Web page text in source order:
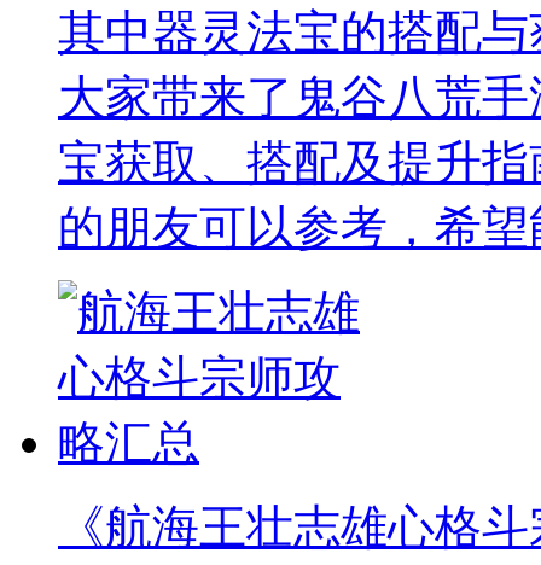
其中器灵法宝的搭配
大家带来了鬼谷八荒
宝获取、搭配及提升
的朋友可以参考，希
《航海王壮志雄心格